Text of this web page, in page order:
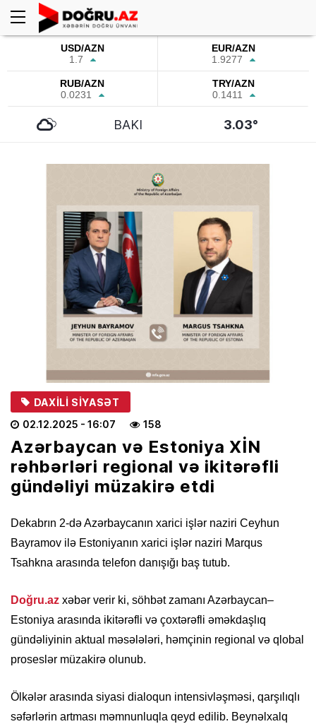
USD/AZN
1.7
EUR/AZN
1.9277
RUB/AZN
0.0231
TRY/AZN
0.1411
BAKI 3.03°
DAXILI SIYASƏT
02.12.2025 - 16:07 158
Azərbaycan və Estoniya XİN
rəhbərləri regional və ikitərəfli
gündəliyi müzakirə etdi
Dekabrın 2-də Azərbaycanın xarici işlər naziri Ceyhun
Bayramov ilə Estoniyanın xarici işlər naziri Marqus
Tsahkna arasında telefon danışığı baş tutub.
Doğru.az xəbər verir ki, söhbət zamanı Azərbaycan–
Estoniya arasında ikitərəfli və çoxtərəfli əməkdaşlıq
gündəliyinin aktual məsələləri, həmçinin regional və qlobal
proseslər müzakirə olunub.
Ölkələr arasında siyasi dialoqun intensivləşməsi, qarşılıqlı
səfərlərin artması məmnunluqla qeyd edilib. Beynəlxalq